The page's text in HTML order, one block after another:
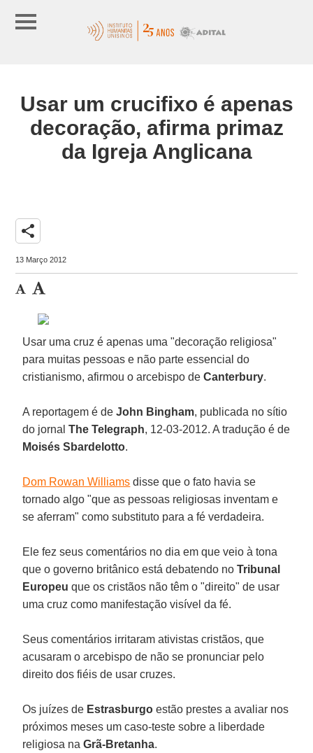
Usar um crucifixo é apenas
decoração, afirma primaz
da Igreja Anglicana
share
13 Março 2012
Usar uma cruz é apenas uma "decoração religiosa"
para muitas pessoas e não parte essencial do
cristianismo, afirmou o arcebispo deCanterbury.
A reportagem é deJohn Bingham, publicada no sítio
do jornalThe Telegraph, 12-03-2012. A tradução é de
Moisés Sbardelotto.
Dom Rowan Williams disse que o fato havia se
tornado algo "que as pessoas religiosas inventam e
se aferram" como substituto para a fé verdadeira.
Ele fez seus comentários no dia em que veio à tona
que o governo britânico está debatendo noTribunal
Europeuque os cristãos não têm o "direito" de usar
uma cruz como manifestação visível da fé.
Seus comentários irritaram ativistas cristãos, que
acusaram o arcebispo de não se pronunciar pelo
direito dos fiéis de usar cruzes.
Os juízes de Estrasburgoestão prestes a avaliar nos
próximos meses um caso-teste sobre a liberdade
religiosa naGrã-Bretanha.